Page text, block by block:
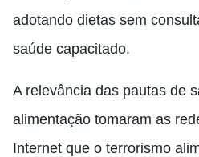
adotando dietas sem
saúde capacitado.
A relevância das pautas de
alimentação tomaram as
Internet que o terrorismo